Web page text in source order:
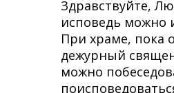
Здравствуйте,
исповедь можно
При храме, пока
дежурный
можно